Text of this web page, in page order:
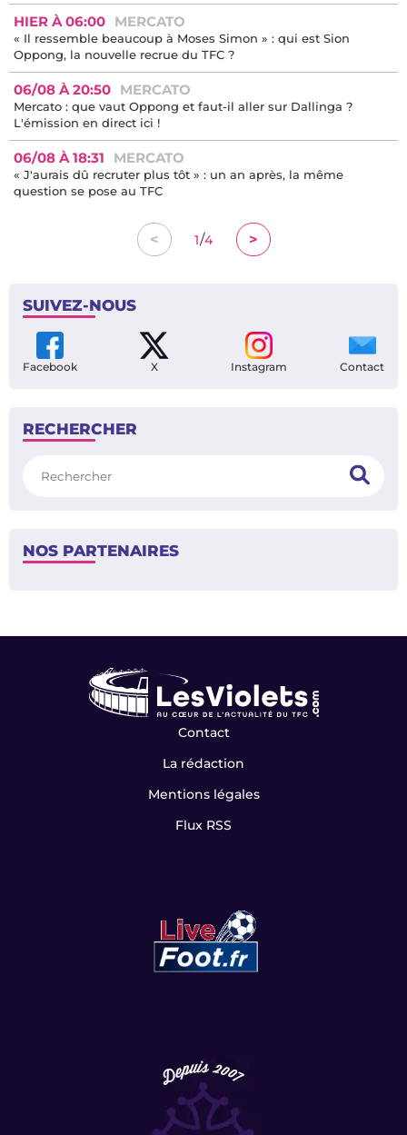
HIER À 06:00 MERCATO
« Il ressemble beaucoup à Moses Simon » : qui est Sion
Oppong, la nouvelle recrue du TFC ?
06/08 À 20:50 MERCATO
Mercato : que vaut Oppong et faut-il aller sur Dallinga ?
L'émission en direct ici !
06/08 À 18:31 MERCATO
« J'aurais dû recruter plus tôt » : un an après, la même
question se pose au TFC
< 1/4 >
SUIVEZ-NOUS
Facebook X Instagram Contact
RECHERCHER
NOS PARTENAIRES
Contact
La rédaction
Mentions légales
Flux RSS